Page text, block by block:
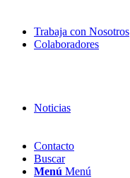
Trabaja con Nosotros
Colaboradores
Noticias
Contacto
Buscar
Menú Menú